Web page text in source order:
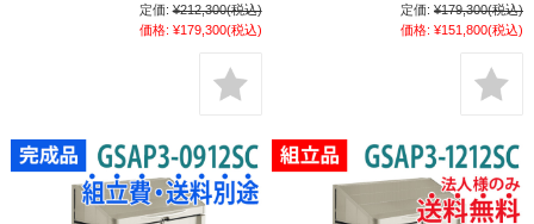
定価: ¥212,300(税込)
価格: ¥179,300(税込)
定価: ¥179,300(税込)
価格: ¥151,800(税込)